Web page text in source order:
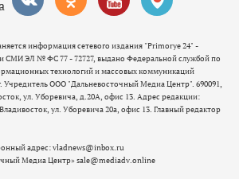
информация сетевого издания "Primorye 24" -
СМИ ЭЛ № ФС 77 - 72727, выдано Федеральной службой по
технологий и массовых коммуникаций
Учредитель ООО "Дальневосточный Медиа Центр". 690091,
ул. Уборевича, д.20А, офис 13. Адрес редакции:
ул. Уборевича 20а, офис 13. Главный редактор
адрес: vladnews@inbox.ru
Медиа Центр» sale@mediadv.online